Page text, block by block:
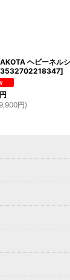
ヘビーネル
]
円)